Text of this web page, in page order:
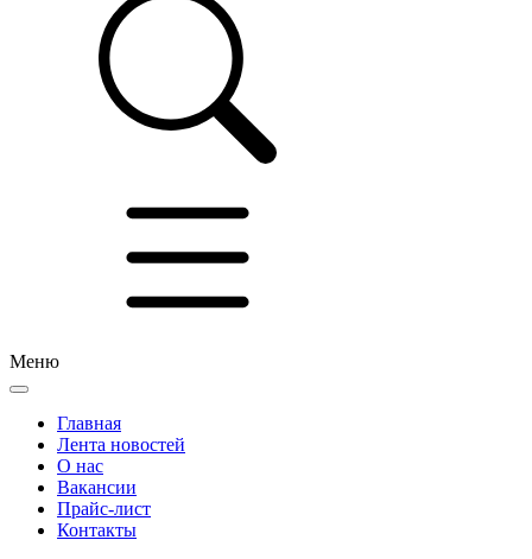
Меню
Главная
Лента новостей
О нас
Вакансии
Прайс-лист
Контакты